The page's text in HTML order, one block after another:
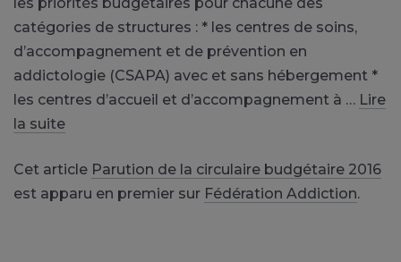
catégories de structures : * les centres de soins,
d’accompagnement et de prévention en
addictologie (CSAPA) avec et sans hébergement *
les centres d’accueil et d’accompagnement à … Lire
la suite
Cet article Parution de la circulaire budgétaire 2016
est apparu en premier sur Fédération Addiction.